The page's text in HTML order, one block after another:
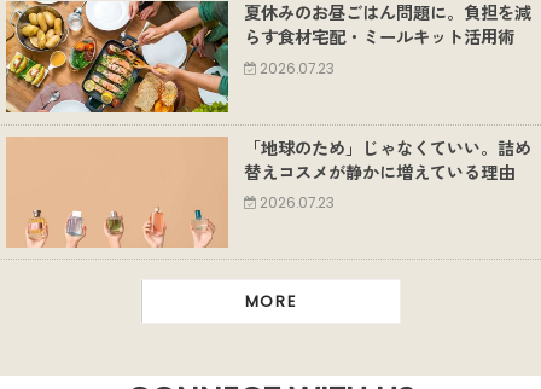
夏休みのお昼ごはん問題に。負担を減
らす食材宅配・ミールキット活用術
2026.07.23
「地球のため」じゃなくていい。詰め
替えコスメが静かに増えている理由
2026.07.23
MORE